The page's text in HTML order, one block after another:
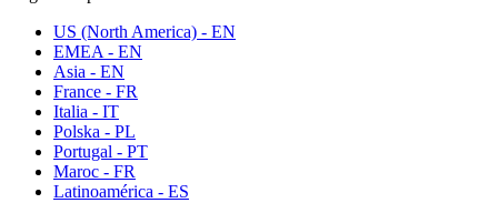
US (North America) - EN
EMEA - EN
Asia - EN
France - FR
Italia - IT
Polska - PL
Portugal - PT
Maroc - FR
Latinoamérica - ES